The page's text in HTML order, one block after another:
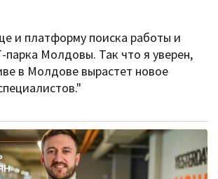
и платформу поиска работы и
парка Молдовы. Так что я уверен,
в Молдове вырастет новое